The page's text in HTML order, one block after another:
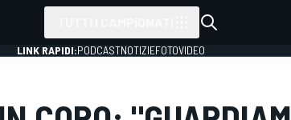
LINK RAPIDI:PODCASTNOTIZIEFOTOVIDEO